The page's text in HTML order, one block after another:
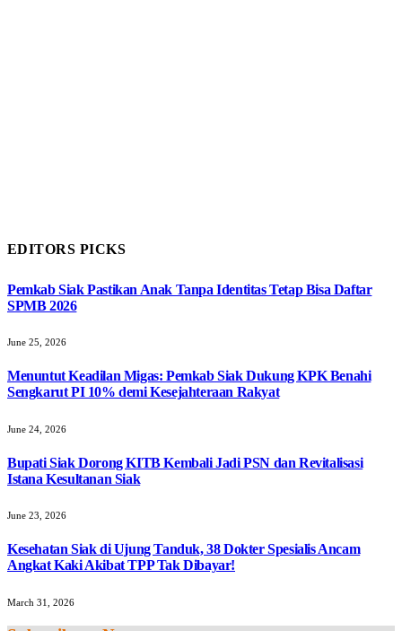
EDITORS PICKS
Pemkab Siak Pastikan Anak Tanpa Identitas Tetap Bisa Daftar
SPMB 2026
June 25, 2026
Menuntut Keadilan Migas: Pemkab Siak Dukung KPK Benahi
Sengkarut PI 10% demi Kesejahteraan Rakyat
June 24, 2026
Bupati Siak Dorong KITB Kembali Jadi PSN dan Revitalisasi
Istana Kesultanan Siak
June 23, 2026
Kesehatan Siak di Ujung Tanduk, 38 Dokter Spesialis Ancam
Angkat Kaki Akibat TPP Tak Dibayar!
March 31, 2026